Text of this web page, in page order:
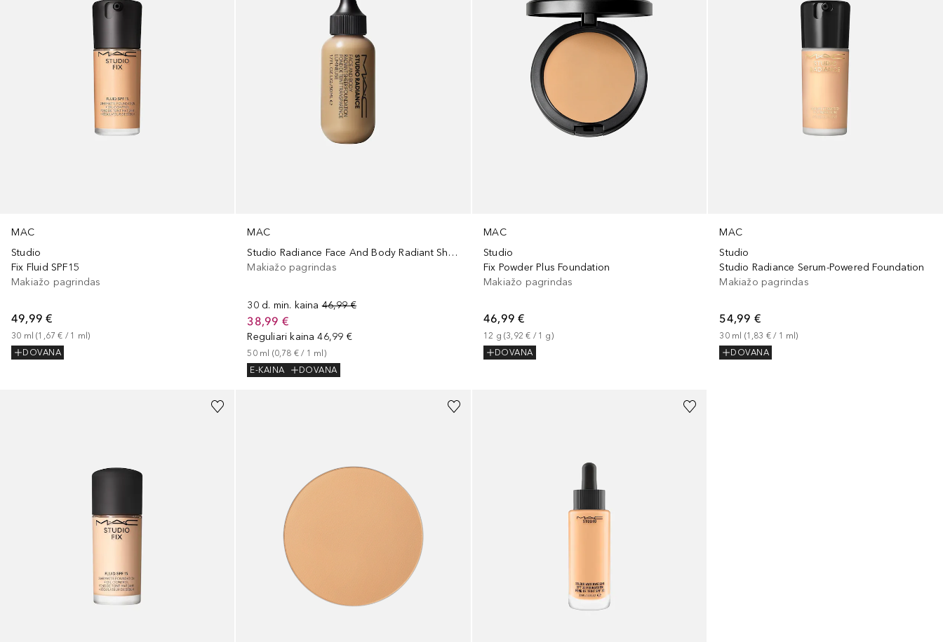
MAC
Studio
Fix Fluid SPF15
Makiažo pagrindas
49,99 €
30 ml (1,67 € / 1 ml)
DOVANA
MAC
Studio Radiance Face And Body Radiant Sheer Foundation
Makiažo pagrindas
30 d. min. kaina 46,99 €
38,99 €
Reguliari kaina 46,99 €
50 ml (0,78 € / 1 ml )
E-KAINA
DOVANA
MAC
Studio
Fix Powder Plus Foundation
Makiažo pagrindas
46,99 €
12 g (3,92 € / 1 g)
DOVANA
MAC
Studio
Studio Radiance Serum-Powered Foundation
Makiažo pagrindas
54,99 €
30 ml (1,83 € / 1 ml)
DOVANA
+7